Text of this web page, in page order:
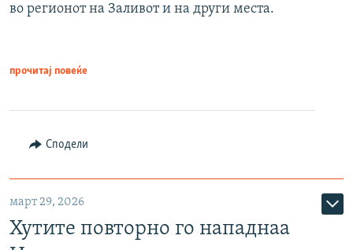
во регионот на Заливот и на други места.
прочитај повеќе
Сподели
март 29, 2026
Хутите повторно го нападнаа